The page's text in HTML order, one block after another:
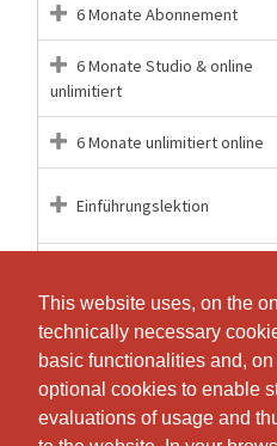
This website uses, on the
technically necessary
basic functionalities and,
optional cookies to enable
evaluations of usage and
This website uses, on the
technically necessary
basic functionalities and,
optional cookies to enable
evaluations of usage and
6 Monate Abonnement
6 Monate Studio & online
unlimitiert
6 Monate unlimitiert online
Einführungslektion
Frühlingsreset mit veganer
Ernährung